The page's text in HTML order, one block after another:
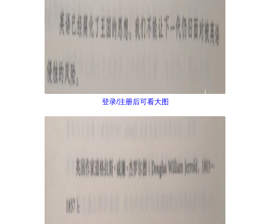
登录/注册后可看大图